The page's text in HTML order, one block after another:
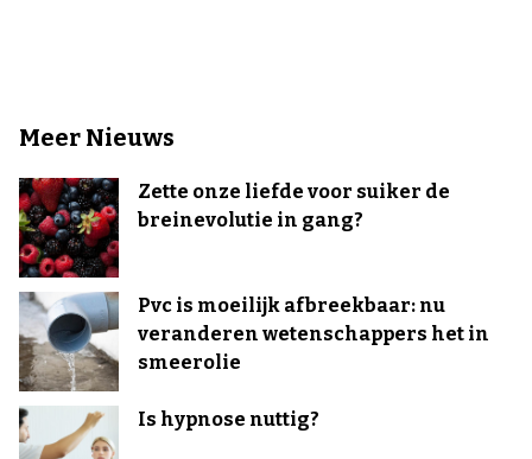
Meer Nieuws
Zette onze liefde voor suiker de
breinevolutie in gang?
Pvc is moeilijk afbreekbaar: nu
veranderen wetenschappers het in
smeerolie
Is hypnose nuttig?